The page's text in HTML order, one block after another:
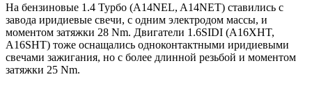
На бензиновые 1.4 Турбо (A14NEL, A14NET) ставились с
завода иридиевые свечи, с одним электродом массы, и
моментом затяжки 28 Nm. Двигатели 1.6SIDI (A16XHT,
A16SHT) тоже оснащались одноконтактными иридиевыми
свечами зажигания, но с более длинной резьбой и моментом
затяжки 25 Nm.